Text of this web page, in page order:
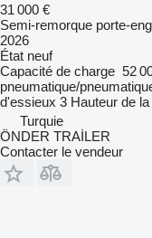
31 000 €
Semi-remorque porte-
2026
État neuf
Capacité de charge 52
pneumatique/
d'essieux 3 Hauteur de
Turquie
ÖNDER TRAİLER
Contacter le vendeur